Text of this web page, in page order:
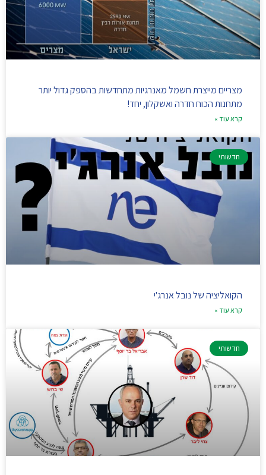
מצריים מייצרת חשמל מאנרגיות מתחדשות בהספק גדול יותר
מתחנות הכוח חדרה ואשקלון, יחד!
קרא עוד »
חדשותי
הקואליציה של נובל אנרג'י
קרא עוד »
חדשותי